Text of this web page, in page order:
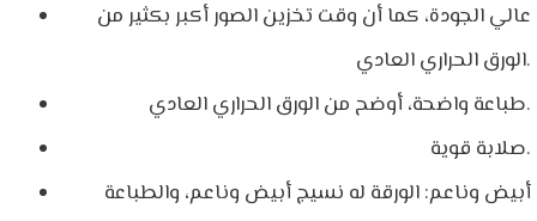
عالي الجودة، كما أن وقت تخزين الصور أكبر بكثير من
الورق الحراري العادي.
طباعة واضحة، أوضح من الورق الحراري العادي.
صلابة قوية.
أبيض وناعم: الورقة له نسيج أبيض وناعم، والطباعة